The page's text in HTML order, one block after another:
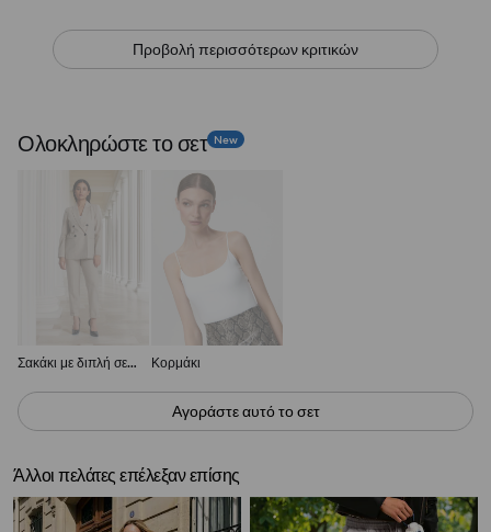
Προβολή περισσότερων κριτικών
Ολοκληρώστε το σετ New
Σακάκι με διπλή σειρά κουμπιών Κορμάκι
Αγοράστε αυτό το σετ
Άλλοι πελάτες επέλεξαν επίσης